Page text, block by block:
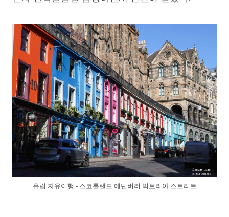
유럽 자유여행 - 스코틀랜드 에딘버러 빅토리아 스트리트